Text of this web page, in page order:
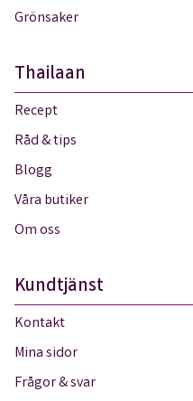
Grönsaker
Thailaan
Recept
Råd & tips
Blogg
Våra butiker
Om oss
Kundtjänst
Kontakt
Mina sidor
Frågor & svar